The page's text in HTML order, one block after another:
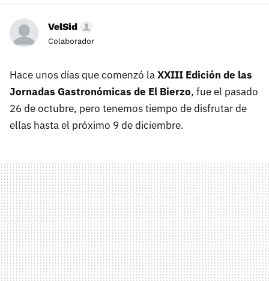
VelSid
Colaborador
Hace unos días que comenzó laXXIII Edición de las
Jornadas Gastronómicas de El Bierzo, fue el pasado
26 de octubre, pero tenemos tiempo de disfrutar de
ellas hasta el próximo 9 de diciembre.